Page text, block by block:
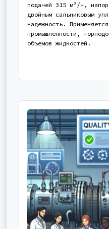
подачей 315 м³/ч,
двойным сальниковым
надежность.
промышленности,
объемов жидкостей.